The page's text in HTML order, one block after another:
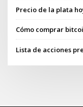
Precio de la plata
Cómo comprar
Lista de acciones